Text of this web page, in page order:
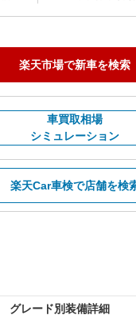
楽天市場で新車を検索
車買取相場
シミュレーション
楽天Car車検で店舗を検
グレード別装備詳細